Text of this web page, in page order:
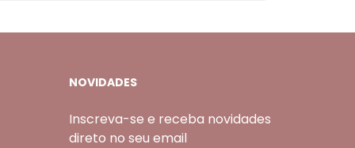
NOVIDADES
Inscreva-se e receba novidades
direto no seu email